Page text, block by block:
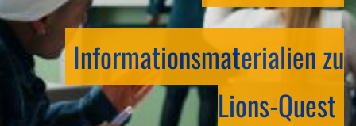
Informationsmaterialien zu
Lions-Quest